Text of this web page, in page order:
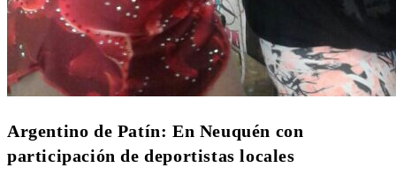
Argentino de Patín: En Neuquén con
participación de deportistas locales